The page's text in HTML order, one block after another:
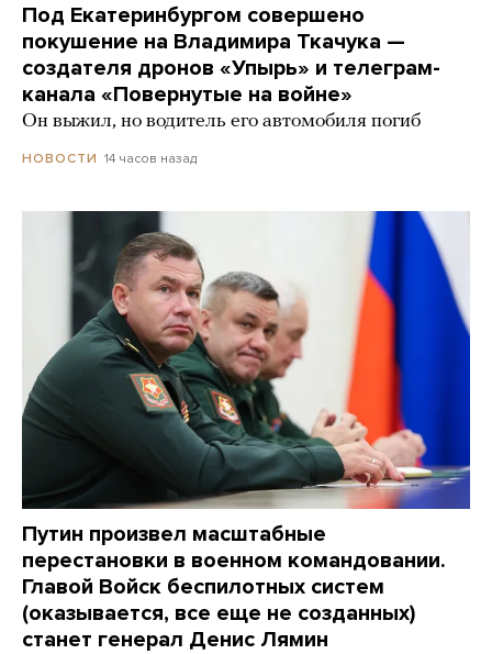
Под Екатеринбургом совершено
покушение на Владимира Ткачука —
создателя дронов «Упырь» и телеграм-
канала «Повернутые на войне»
Он выжил, но водитель его автомобиля погиб
НОВОСТИ 14 часов назад
Путин произвел масштабные
перестановки в военном командовании.
Главой Войск беспилотных систем
(оказывается, все еще не созданных)
станет генерал Денис Лямин